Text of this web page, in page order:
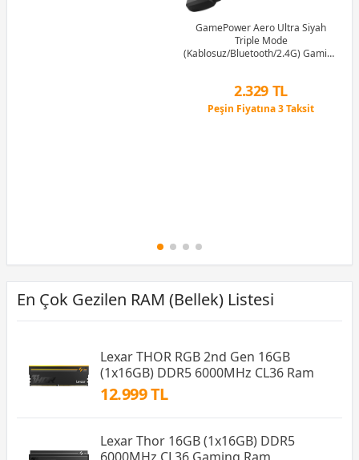
GamePower Aero Ultra Siyah
Triple Mode
(Kablosuz/Bluetooth/2.4G) Gaming
2.329 TL
Peşin Fiyatına 3 Taksit
En Çok Gezilen RAM (Bellek) Listesi
Lexar THOR RGB 2nd Gen 16GB
(1x16GB) DDR5 6000MHz CL36 Ram
12.999 TL
Lexar Thor 16GB (1x16GB) DDR5